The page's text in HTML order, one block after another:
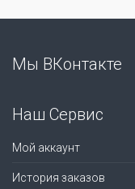
Мы ВКонтакте
Наш Сервис
Мой аккаунт
История заказов